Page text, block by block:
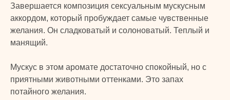
Завершается композиция сексуальным мускусным
аккордом, который пробуждает самые чувственные
желания. Он сладковатый и солоноватый. Теплый и
манящий.
Мускус в этом аромате достаточно спокойный, но с
приятными животными оттенками. Это запах
потайного желания.
TURK
PRIME
КАТАЛОГ КЛИЕНТАМ
© 2024 TURK PRIME. Все права защищены